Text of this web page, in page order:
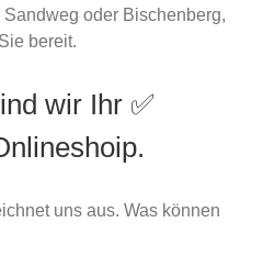
oder Bischenberg,
bereit.
wir Ihr ✅
uns aus. Was können